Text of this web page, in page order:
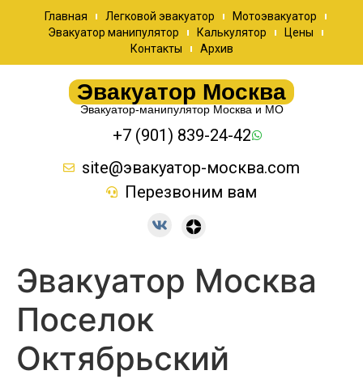
Главная Легковой эвакуатор
Мотоэвакуатор
Эвакуатор манипулятор
Калькулятор
Цены
Контакты
Архив
Эвакуатор Москва
Эвакуатор-манипулятор Москва и МО
+7 (901) 839-24-42
site@эвакуатор-москва.com
Перезвоним вам
Эвакуатор Москва
Поселок
Октябрьский